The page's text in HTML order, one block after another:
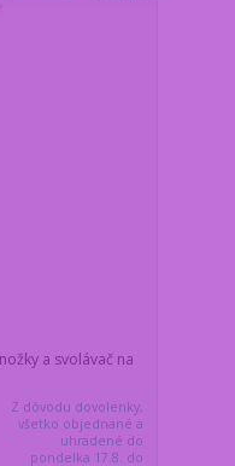
a svolávač na
Z dôvodu dovolenky,
všetko objednané a
uhradené do
pondelka 17.8. do